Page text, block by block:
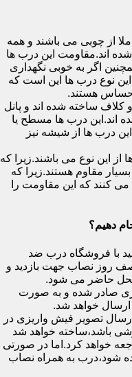
از چوبی می باشند و همه
اند.مقاومت این درب ها
اگر به خوبی نگهداری
نوع درب ها این است که
حساس هستند.
کلاف ساخته شده اند و پانل
اند.این درب ها مسطح یا
درب ها از شیشه نیز
این نوع می باشند.زیرا که
مقاوم هستند.زیرا که
کنند که این مقاومت را
دهیم؟
با فروشگاه درب ضد
روز نصاب جهت بازدید و
حاضر می شود.
صادر شده و به صورت
ارسال خواهد شد.
تصویر فیش واریزی در
باشد،ساخته خواهد شد
خواهد کرد.اما در صورتی
شود،درب به همراه نصاب